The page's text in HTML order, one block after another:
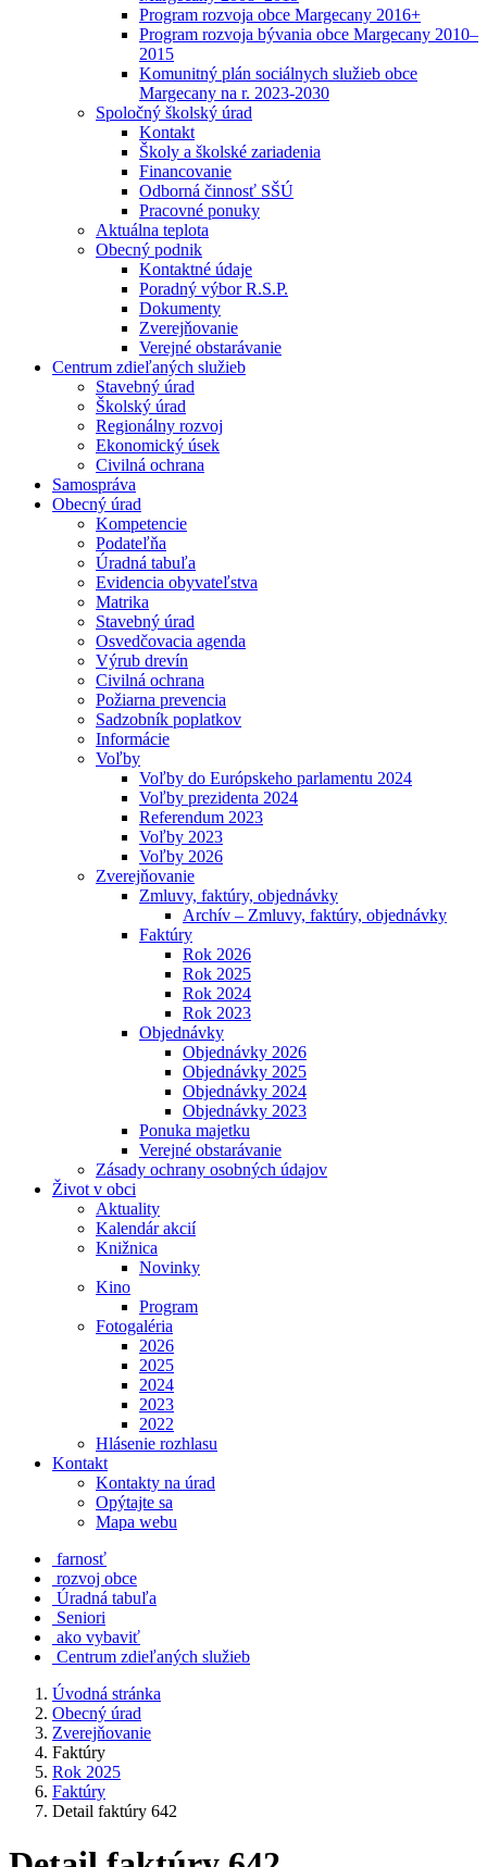
Program rozvoja obce Margecany 2016+
Program rozvoja bývania obce Margecany 2010–
2015
Komunitný plán sociálnych služieb obce
Margecany na r. 2023-2030
Spoločný školský úrad
Kontakt
Školy a školské zariadenia
Financovanie
Odborná činnosť SŠÚ
Pracovné ponuky
Aktuálna teplota
Obecný podnik
Kontaktné údaje
Poradný výbor R.S.P.
Dokumenty
Zverejňovanie
Verejné obstarávanie
Centrum zdieľaných služieb
Stavebný úrad
Školský úrad
Regionálny rozvoj
Ekonomický úsek
Civilná ochrana
Samospráva
Obecný úrad
Kompetencie
Podateľňa
Úradná tabuľa
Evidencia obyvateľstva
Matrika
Stavebný úrad
Osvedčovacia agenda
Výrub drevín
Civilná ochrana
Požiarna prevencia
Sadzobník poplatkov
Informácie
Voľby
Voľby do Európskeho parlamentu 2024
Voľby prezidenta 2024
Referendum 2023
Voľby 2023
Voľby 2026
Zverejňovanie
Zmluvy, faktúry, objednávky
Archív – Zmluvy, faktúry, objednávky
Faktúry
Rok 2026
Rok 2025
Rok 2024
Rok 2023
Objednávky
Objednávky 2026
Objednávky 2025
Objednávky 2024
Objednávky 2023
Ponuka majetku
Verejné obstarávanie
Zásady ochrany osobných údajov
Život v obci
Aktuality
Kalendár akcií
Knižnica
Novinky
Kino
Program
Fotogaléria
2026
2025
2024
2023
2022
Hlásenie rozhlasu
Kontakt
Kontakty na úrad
Opýtajte sa
Mapa webu
farnosť
rozvoj obce
Úradná tabuľa
Seniori
ako vybaviť
Centrum zdieľaných služieb
Úvodná stránka
Obecný úrad
Zverejňovanie
Faktúry
Rok 2025
Faktúry
Detail faktúry 642